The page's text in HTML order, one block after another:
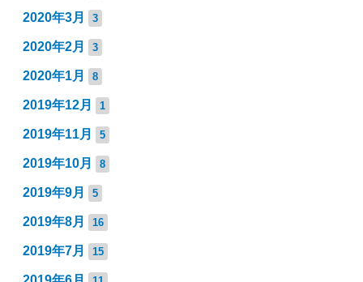
2020年3月 3
2020年2月 3
2020年1月 8
2019年12月 1
2019年11月 5
2019年10月 8
2019年9月 5
2019年8月 16
2019年7月 15